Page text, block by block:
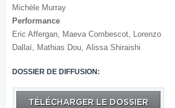
Michèle Murray
Performance
Eric Affergan, Maeva Combescot, Lorenzo
Dallaï, Mathias Dou, Alissa Shiraishi
DOSSIER DE DIFFUSION:
TÉLÉCHARGER LE DOSSIER